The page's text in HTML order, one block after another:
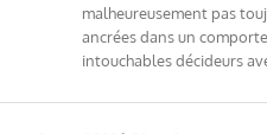
malheureusement pas
ancrées dans un
intouchables décideurs